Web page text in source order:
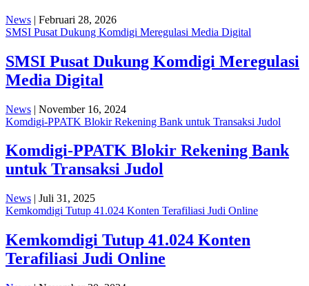
News | Februari 28, 2026
SMSI Pusat Dukung Komdigi Meregulasi Media Digital
SMSI Pusat Dukung Komdigi Meregulasi
Media Digital
News | November 16, 2024
Komdigi-PPATK Blokir Rekening Bank untuk Transaksi Judol
Komdigi-PPATK Blokir Rekening Bank
untuk Transaksi Judol
News | Juli 31, 2025
Kemkomdigi Tutup 41.024 Konten Terafiliasi Judi Online
Kemkomdigi Tutup 41.024 Konten
Terafiliasi Judi Online